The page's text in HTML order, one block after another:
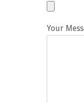
Your